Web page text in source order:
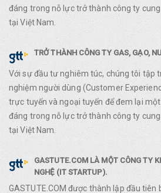
đáng trong nỗ lực trở thành công ty cung
tại Việt Nam.
TRỞ THÀNH CÔNG TY GAS, GẠO,
Với sự đầu tư nghiêm túc, chúng tôi tập
nghiệm người dùng (Customer
trực tuyến và ngoại tuyến để đem lại
đáng trong nỗ lực trở thành công ty cung
tại Việt Nam.
GASTUTE.COM LÀ MỘT CÔNG TY
NGHỆ (IT STARTUP).
GASTUTE.COM được thành lập đầu tiên